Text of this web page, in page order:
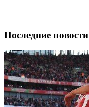
Последние новости